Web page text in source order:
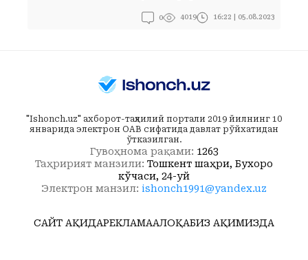
0 4019 16:22 | 05.08.2023
"Ishonch.uz" ахборот-таҳлилий портали 2019 йилнинг 10
январида электрон ОАВ сифатида давлат рўйхатидан
ўтказилган.
Гувоҳнома рақами: 1263
Таҳририят манзили: Тошкент шаҳри, Бухоро
кўчаси, 24-уй
Электрон манзил: ishonch1991@yandex.uz
САЙТ ҲАҚИДАРЕКЛАМААЛОҚАБИЗ ҲАҚИМИЗДА